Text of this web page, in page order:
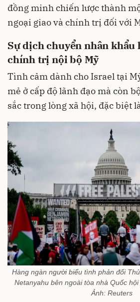
đồng minh chiến lược thành
ngoại giao và chính trị đối với
Sự dịch chuyển nhân khẩu
chính trị nội bộ Mỹ
Tình cảm dành cho Israel tại
mẻ ở cấp độ lãnh đạo mà còn
sắc trong lòng xã hội, đặc biệt
Hàng ngàn người biểu tình phản đối
Netanyahu bên ngoài tòa nhà Quốc
Ảnh: Reuters